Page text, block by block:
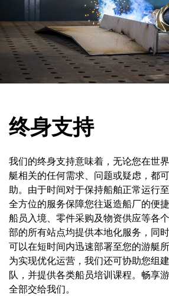
终身支持
我们的终身支持意味着，无论您在世
艇相关的任何需求、问题或疑虑，都
助。由于时间对于保持船舶正常运行
全方位的服务保障您往返造船厂的便
船员入境、零件采购及物资供应等各
部的所有站点均提供本地化服务，同
可以在短时间内迅速部署至您的游艇
为实现优化运营，我们还可协助您组
队，并提供各类船员培训课程。畅享
全部交给我们。